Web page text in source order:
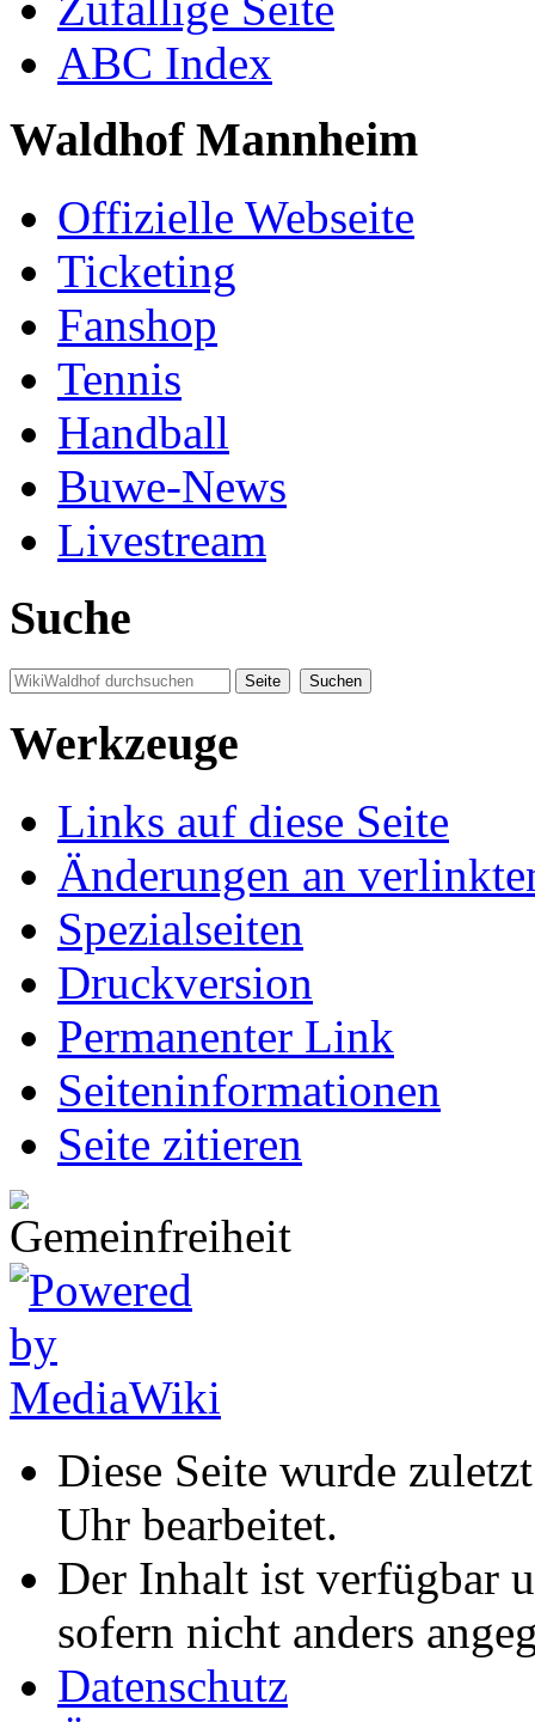
ABC Index
Waldhof Mannheim
Offizielle Webseite
Ticketing
Fanshop
Tennis
Handball
Buwe-News
Livestream
Suche
Werkzeuge
Links auf diese Seite
Änderungen an
Spezialseiten
Druckversion
Permanenter Link
Seiten­informationen
Seite zitieren
Diese Seite wurde
Uhr bearbeitet.
Der Inhalt ist verfügbar
sofern nicht anders
Datenschutz